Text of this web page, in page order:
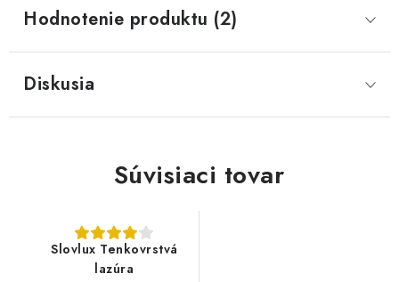
Hodnotenie produktu (2)
Diskusia
Súvisiaci tovar
Slovlux Tenkovrstvá
lazúra